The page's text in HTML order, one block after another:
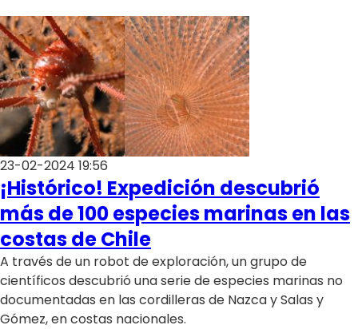
23-02-2024 19:56
¡Histórico! Expedición descubrió
más de 100 especies marinas en las
costas de Chile
A través de un robot de exploración, un grupo de
científicos descubrió una serie de especies marinas no
documentadas en las cordilleras de Nazca y Salas y
Gómez, en costas nacionales.
Plan Perfecto
El Tiempo
Sabingo
Todos Los Programas